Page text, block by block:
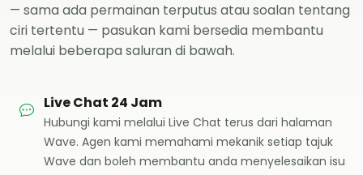
— sama ada permainan terputus atau soalan tentang
ciri tertentu — pasukan kami bersedia membantu
melalui beberapa saluran di bawah.
Live Chat 24 Jam
Hubungi kami melalui Live Chat terus dari halaman
Wave. Agen kami memahami mekanik setiap tajuk
Wave dan boleh membantu anda menyelesaikan isu